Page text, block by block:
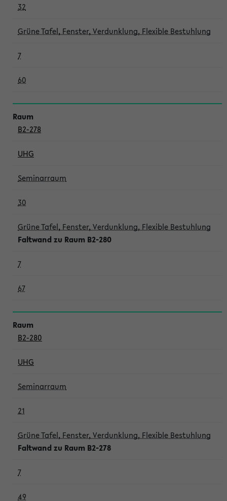
32
Grüne Tafel, Fenster, Verdunklung, Flexible Bestuhlung
7
60
B2-278
UHG
Seminarraum
30
Grüne Tafel, Fenster, Verdunklung, Flexible Bestuhlung
Faltwand zu Raum B2-280
7
67
B2-280
UHG
Seminarraum
21
Grüne Tafel, Fenster, Verdunklung, Flexible Bestuhlung
Faltwand zu Raum B2-278
7
49